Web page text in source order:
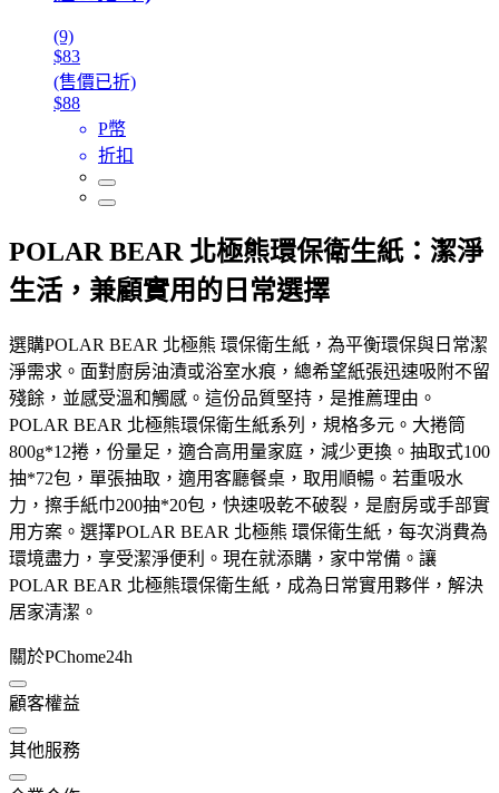
(9)
$83
(售價已折)
$88
P幣
折扣
POLAR BEAR 北極熊環保衛生紙：潔淨
生活，兼顧實用的日常選擇
選購POLAR BEAR 北極熊 環保衛生紙，為平衡環保與日常潔
淨需求。面對廚房油漬或浴室水痕，總希望紙張迅速吸附不留
殘餘，並感受溫和觸感。這份品質堅持，是推薦理由。
POLAR BEAR 北極熊環保衛生紙系列，規格多元。大捲筒
800g*12捲，份量足，適合高用量家庭，減少更換。抽取式100
抽*72包，單張抽取，適用客廳餐桌，取用順暢。若重吸水
力，擦手紙巾200抽*20包，快速吸乾不破裂，是廚房或手部實
用方案。選擇POLAR BEAR 北極熊 環保衛生紙，每次消費為
環境盡力，享受潔淨便利。現在就添購，家中常備。讓
POLAR BEAR 北極熊環保衛生紙，成為日常實用夥伴，解決
居家清潔。
關於PChome24h
顧客權益
其他服務